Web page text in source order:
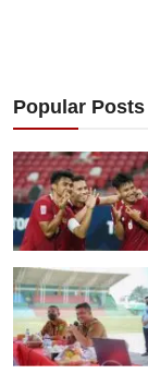
Popular Posts